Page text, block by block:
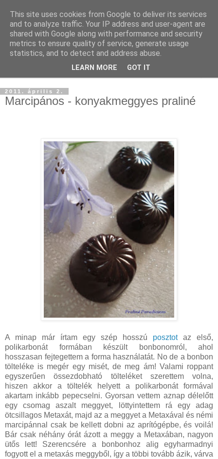
2011. április 2.
Marcipános - konyakmeggyes praliné
A minap már írtam egy szép hosszú posztotaz első,
polikarbonát formában készült bonbonomról, ahol
hosszasan fejtegettem a forma használatát. No de a bonbon
tölteléke is megér egy misét, de meg ám! Valami roppant
egyszerűen össezdobható tölteléket szerettem volna,
hiszen akkor a töltelék helyett a polikarbonát formával
akartam inkább pepecselni. Gyorsan vettem aznap délelőtt
egy csomag aszalt meggyet, löttyintettem rá egy adag
ötcsillagos Metaxát, majd az a meggyet a Metaxával és némi
marcipánnal csak be kellett dobni az aprítógépbe, és voilá!
Bár csak néhány órát ázott a meggy a Metaxában, nagyon
ütős lett! Szerencsére a bonbonhoz alig egyharmadnyi
fogyott el a metaxás meggyből, így a többi tovább ázik, várva
This site uses cookies from Google to deliver its services
and to analyze traffic. Your IP address and user-agent are
shared with Google along with performance and security
metrics to ensure quality of service, generate usage
statistics, and to detect and address abuse.
LEARN MORE GOT IT